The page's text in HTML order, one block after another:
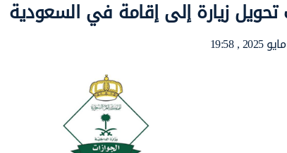
زيارة إلى إقامة في السعودية